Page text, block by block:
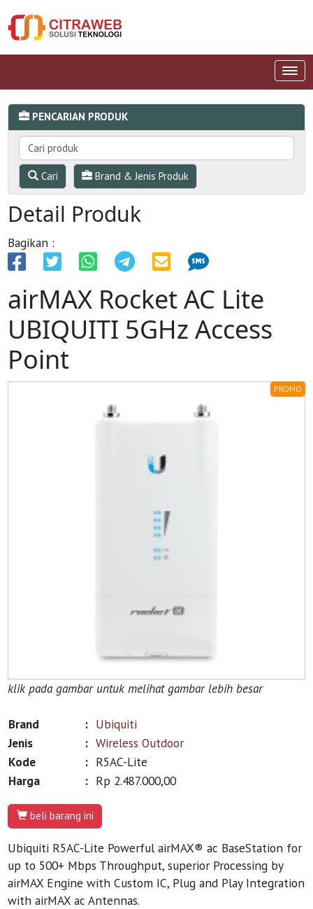
PENCARIAN PRODUK
Cari Brand & Jenis Produk
Detail Produk
Bagikan :
airMAX Rocket AC Lite
UBIQUITI 5GHz Access
Point
PROMO
klik pada gambar untuk melihat gambar lebih besar
Brand : Ubiquiti
Jenis
: Wireless Outdoor
Kode
: R5AC-Lite
Harga
: Rp 2.487.000,00
beli barang ini
Ubiquiti R5AC-Lite Powerful airMAX® ac BaseStation for
up to 500+ Mbps Throughput, superior Processing by
airMAX Engine with Custom IC, Plug and Play Integration
with airMAX ac Antennas.